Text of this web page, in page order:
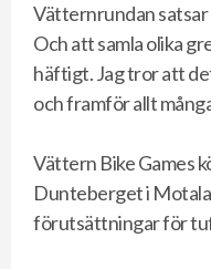
Vätternrundan satsar
Och att samla olika
häftigt. Jag tror att
och framför allt
Vättern Bike Games
Dunteberget i
förutsättningar för